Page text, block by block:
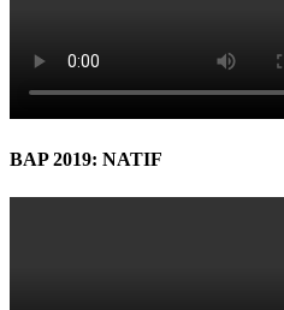
BAP 2019: NATIF